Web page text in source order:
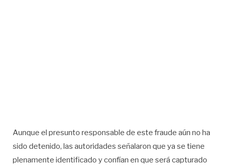
Aunque el presunto responsable de este fraude aún no ha
sido detenido, las autoridades señalaron que ya se tiene
plenamente identificado y confían en que será capturado